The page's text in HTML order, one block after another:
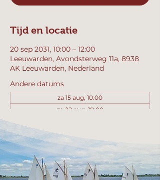
Tijd en locatie
20 sep 2031, 10:00 – 12:00
Leeuwarden, Avondsterweg 11a, 8938
AK Leeuwarden, Nederland
Andere datums
za 15 aug, 10:00
za 22 aug, 10:00
Bekijk alle 357 datums
Meld mij aan!